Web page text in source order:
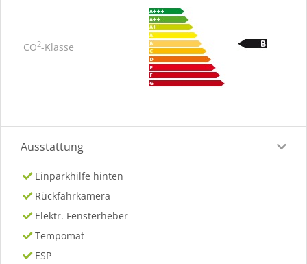
CO2-Klasse
Ausstattung
Einparkhilfe hinten
Rückfahrkamera
Elektr. Fensterheber
Tempomat
ESP